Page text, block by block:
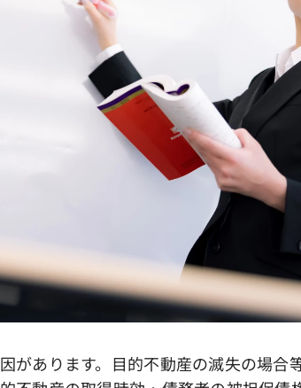
があります。目的不動産の滅失の場合